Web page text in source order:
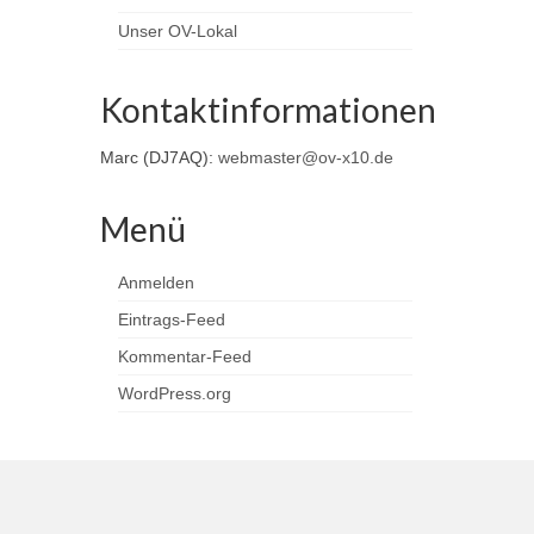
Unser OV-Lokal
Kontaktinformationen
Marc (DJ7AQ): webmaster@ov-x10.de
Menü
Anmelden
Eintrags-Feed
Kommentar-Feed
WordPress.org